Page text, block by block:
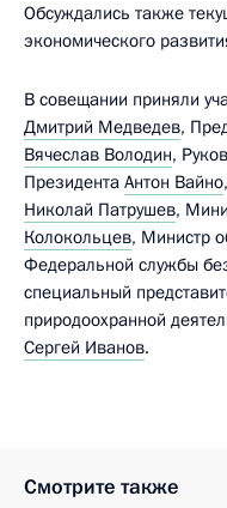
Обсуждались также
экономического
В совещании приняли
Дмитрий Медведев,
Вячеслав Володин,
Президента Антон Вайно
Николай Патрушев,
Колокольцев, Министр
Федеральной службы
специальный
природоохранной
Сергей Иванов.
Смотрите также